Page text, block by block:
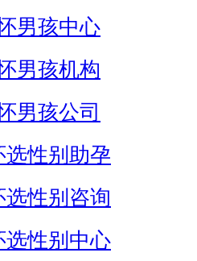
男孩中心
男孩机构
男孩公司
选性别助孕
选性别咨询
选性别中心